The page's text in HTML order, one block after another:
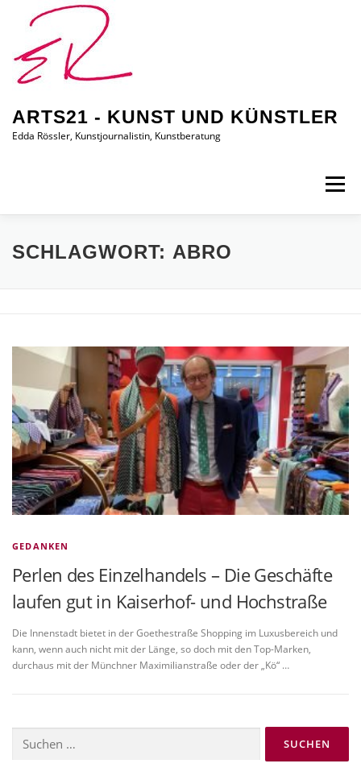
ARTS21 - KUNST UND KÜNSTLER
Edda Rössler, Kunstjournalistin, Kunstberatung
Menü
ARTS21 – EDDA RÖSSLER PRESSEBERICHTE
VITA/AUSBILDUNG LINKS
SCHLAGWORT: ABRO
GEDANKEN
Perlen des Einzelhandels – Die Geschäfte
laufen gut in Kaiserhof- und Hochstraße
Die Innenstadt bietet in der Goethestraße Shopping im Luxusbereich und
kann, wenn auch nicht mit der Länge, so doch mit den Top-Marken,
durchaus mit der Münchner Maximilianstraße oder der „Kö“ …
nach: